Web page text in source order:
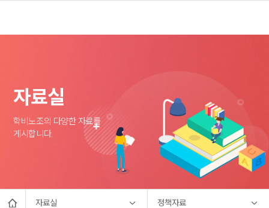
자료실
학비노조의 다양한 자료를
게시합니다.
자료실 정책자료